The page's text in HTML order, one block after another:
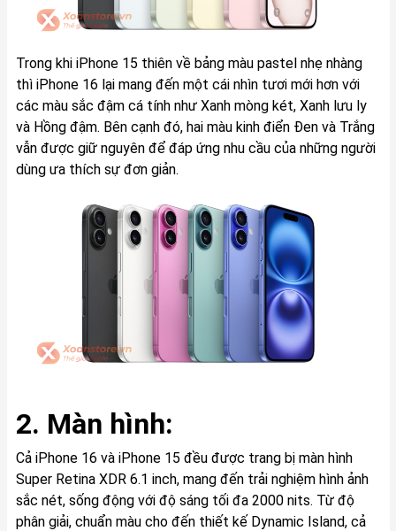
Trong khi iPhone 15 thiên về bảng màu pastel nhẹ nhàng
thì iPhone 16 lại mang đến một cái nhìn tươi mới hơn với
các màu sắc đậm cá tính như Xanh mòng két, Xanh lưu ly
và Hồng đậm. Bên cạnh đó, hai màu kinh điển Đen và Trắng
vẫn được giữ nguyên để đáp ứng nhu cầu của những người
dùng ưa thích sự đơn giản.
2. Màn hình:
Cả iPhone 16 và iPhone 15 đều được trang bị màn hình
Super Retina XDR 6.1 inch, mang đến trải nghiệm hình ảnh
sắc nét, sống động với độ sáng tối đa 2000 nits. Từ độ
phân giải, chuẩn màu cho đến thiết kế Dynamic Island, cả